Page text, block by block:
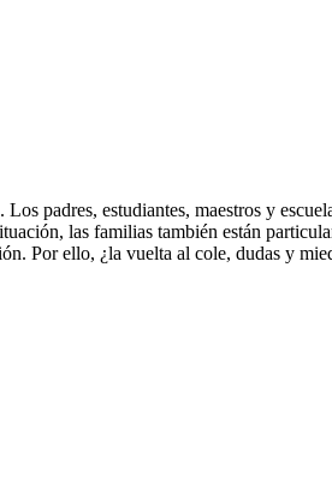
padres, estudiantes, maestros y
las familias también están
Por ello, ¿la vuelta al cole, dudas y